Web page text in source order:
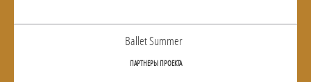
Ballet Summer
ПАРТНЕРЫ ПРОЕКТА